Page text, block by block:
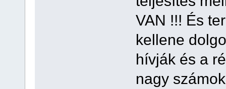
VAN !!! És
kellene
hívják és a
nagy